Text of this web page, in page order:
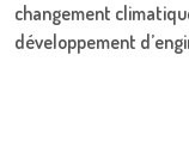
changement
développement